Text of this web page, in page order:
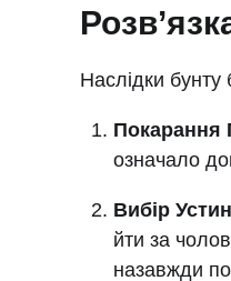
Наслідки
Покарання
означало
Вибір
йти за
назавжди